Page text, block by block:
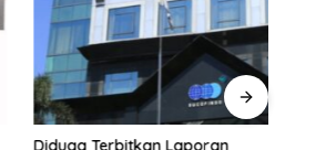
Diduga Terbitkan Laporan